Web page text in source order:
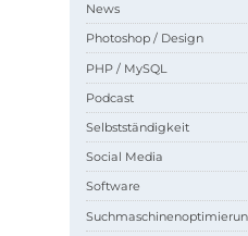
News
Photoshop / Design
PHP / MySQL
Podcast
Selbstständigkeit
Social Media
Software